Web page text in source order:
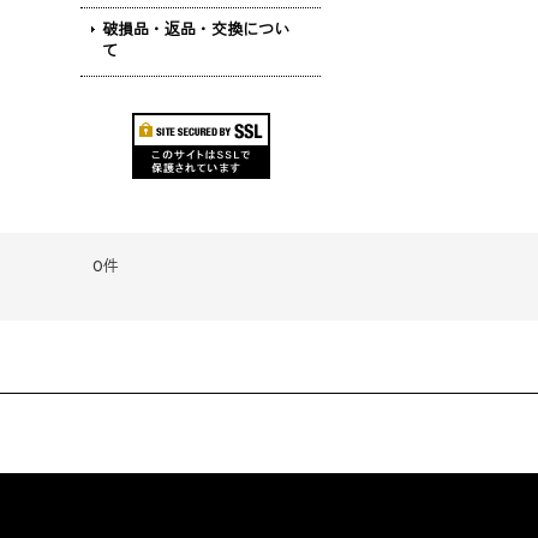
破損品・返品・交換につい
て
0件